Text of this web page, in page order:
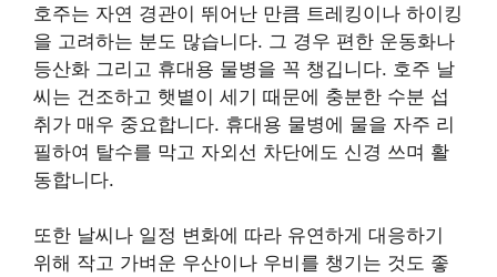
호주는 자연 경관이 뛰어난 만큼 트레킹이나 하이킹
을 고려하는 분도 많습니다. 그 경우 편한 운동화나
등산화 그리고 휴대용 물병을 꼭 챙깁니다. 호주 날
씨는 건조하고 햇볕이 세기 때문에 충분한 수분 섭
취가 매우 중요합니다. 휴대용 물병에 물을 자주 리
필하여 탈수를 막고 자외선 차단에도 신경 쓰며 활
동합니다.
또한 날씨나 일정 변화에 따라 유연하게 대응하기
위해 작고 가벼운 우산이나 우비를 챙기는 것도 좋